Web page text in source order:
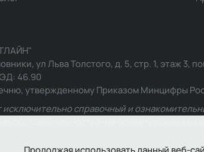
ул Льва Толстого, д. 5, стр. 1, этаж 3,
46.90
утвержденному Приказом Минцифры
справочный и